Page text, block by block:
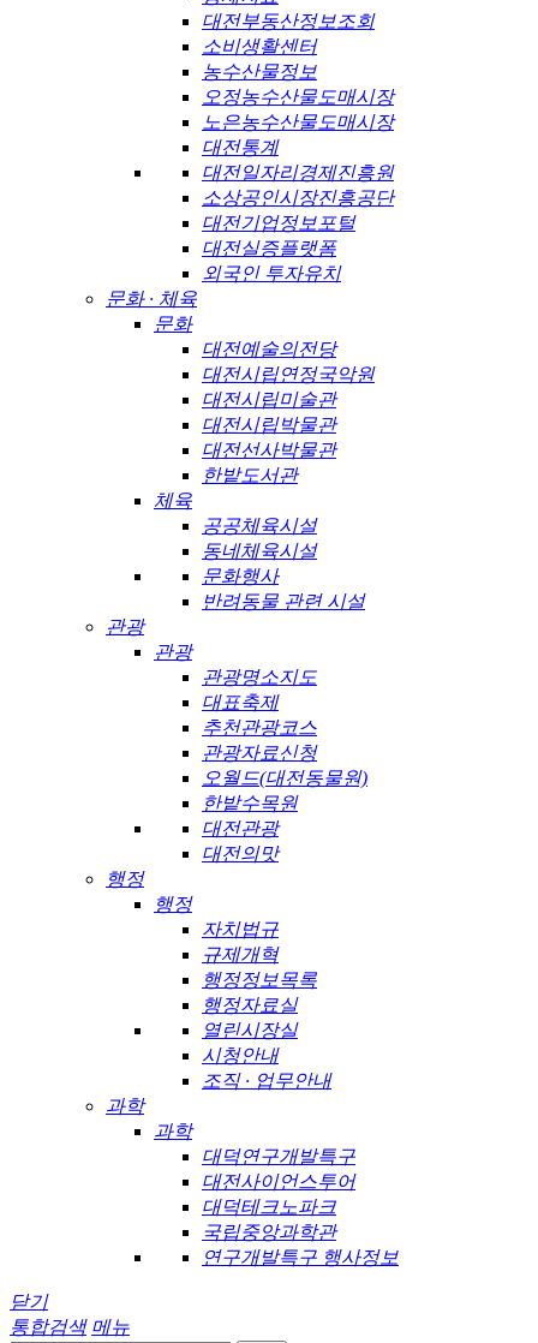
대전부동산정보조회
소비생활센터
농수산물정보
오정농수산물도매시장
노은농수산물도매시장
대전통계
대전일자리경제진흥원
소상공인시장진흥공단
대전기업정보포털
대전실증플랫폼
외국인 투자유치
문화 · 체육
문화
대전예술의전당
대전시립연정국악원
대전시립미술관
대전시립박물관
대전선사박물관
한밭도서관
체육
공공체육시설
동네체육시설
문화행사
반려동물 관련 시설
관광
관광
관광명소지도
대표축제
추천관광코스
관광자료신청
오월드(대전동물원)
한밭수목원
대전관광
대전의맛
행정
행정
자치법규
규제개혁
행정정보목록
행정자료실
열린시장실
시청안내
조직 · 업무안내
과학
과학
대덕연구개발특구
대전사이언스투어
대덕테크노파크
국립중앙과학관
연구개발특구 행사정보
닫기
통합검색 메뉴